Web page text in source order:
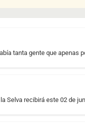
tanta gente que apenas
Selva recibirá este 02 de